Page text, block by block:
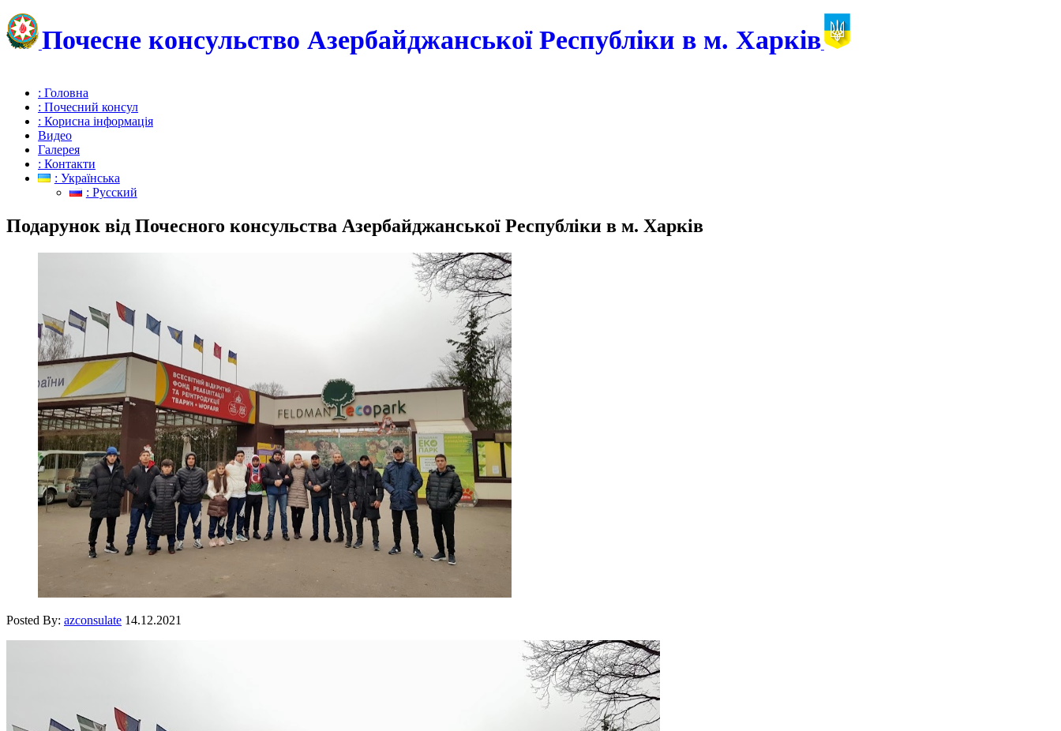
Почесне консульство Азербайджанської Республіки в м. Харків
: Головна
: Почесний консул
: Корисна інформація
Видео
Галерея
: Контакти
: Українська
: Русский
Подарунок від Почесного консульства Азербайджанської Республіки в м. Харків
Posted By: azconsulate 14.12.2021